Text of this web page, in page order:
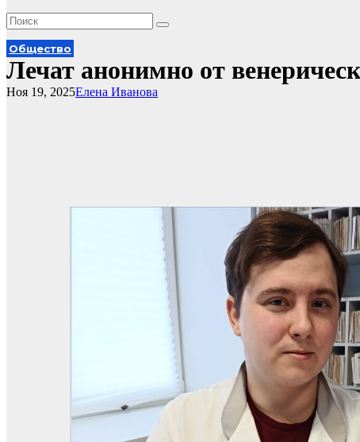
Общество
Лечат анонимно от
Елена Иванова
Ноя 19, 2025